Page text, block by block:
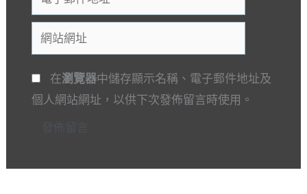
子
郵
件
地
址
網
站
網
址
在瀏覽器中儲存顯示名稱、電子郵件地址及
個人網站網址，以供下次發佈留言時使用。